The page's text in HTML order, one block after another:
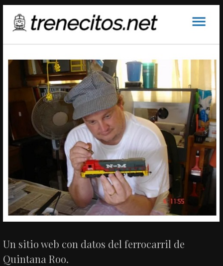
Un sitio web con datos del ferrocarril de
Quintana Roo.